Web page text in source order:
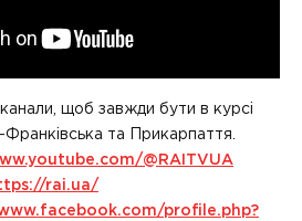
канали, щоб завжди бути в курсі
та Прикарпаття.
@RAITVUA
rai.ua/
profile.php?